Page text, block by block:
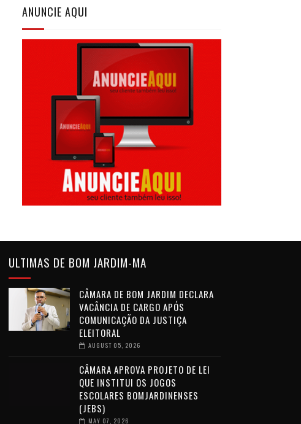
ANUNCIE AQUI
ULTIMAS DE BOM JARDIM-MA
CÂMARA DE BOM JARDIM DECLARA
VACÂNCIA DE CARGO APÓS
COMUNICAÇÃO DA JUSTIÇA
ELEITORAL
AUGUST 05, 2026
CÂMARA APROVA PROJETO DE LEI
QUE INSTITUI OS JOGOS
ESCOLARES BOMJARDINENSES
(JEBS)
MAY 07, 2026